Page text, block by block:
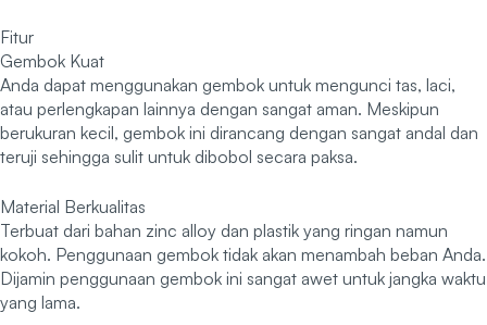
Fitur
Gembok Kuat
Anda dapat menggunakan gembok untuk mengunci tas, laci,
atau perlengkapan lainnya dengan sangat aman. Meskipun
berukuran kecil, gembok ini dirancang dengan sangat andal dan
teruji sehingga sulit untuk dibobol secara paksa.
Material Berkualitas
Terbuat dari bahan zinc alloy dan plastik yang ringan namun
kokoh. Penggunaan gembok tidak akan menambah beban Anda.
Dijamin penggunaan gembok ini sangat awet untuk jangka waktu
yang lama.